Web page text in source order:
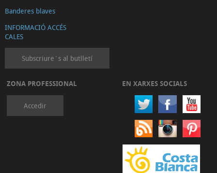
Banderes blaves
INFORMACIÓ ACCÉS
CALES
Subscriure´s al butlletí
ZONA PROFESSIONAL
Accedir
EN XARXES SOCIALS